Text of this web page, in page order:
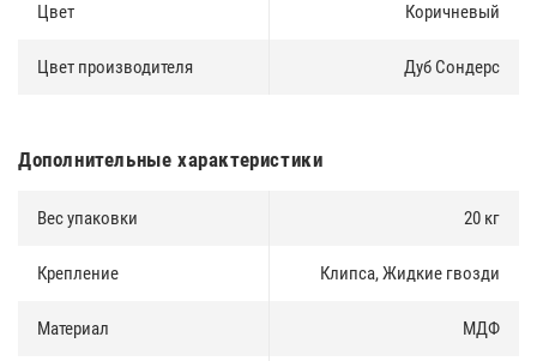
Цвет Коричневый
Цвет производителя Дуб Сондерс
Дополнительные характеристики
Вес упаковки 20 кг
Крепление Клипса, Жидкие гвозди
Материал МДФ